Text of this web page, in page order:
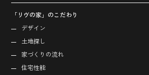
「リヴの家」のこだわり
デザイン
土地探し
家づくりの流れ
住宅性能